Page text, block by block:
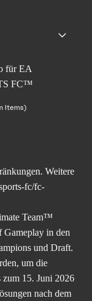
Items)
Weitere
fc/fc-
Team™
Gameplay in den
und Draft.
um die
15. Juni 2026
nach dem